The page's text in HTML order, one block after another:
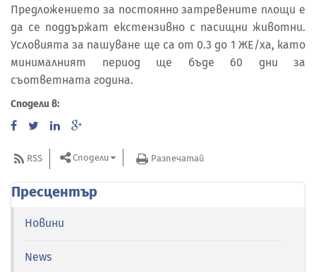
Предложението за постоянно затревените площи е
да се поддържат екстензивно с пасищни животни.
Условията за пашуване ще са от 0.3 до 1 ЖЕ/ха, като
минималният период ще бъде 60 дни за
съответната година.
Сподели в:
RSS Сподели Разпечатай
Пресцентър
Новини
News